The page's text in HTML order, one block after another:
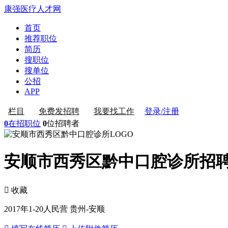
康强医疗人才网
首页
推荐职位
简历
搜职位
搜单位
公招
APP
栏目 免费发招聘 我要找工作
登录/注册
0在招职位 0位招聘者
安顺市西秀区黔中口腔诊所招
 收藏
2017年1-20人 民营 贵州-安顺